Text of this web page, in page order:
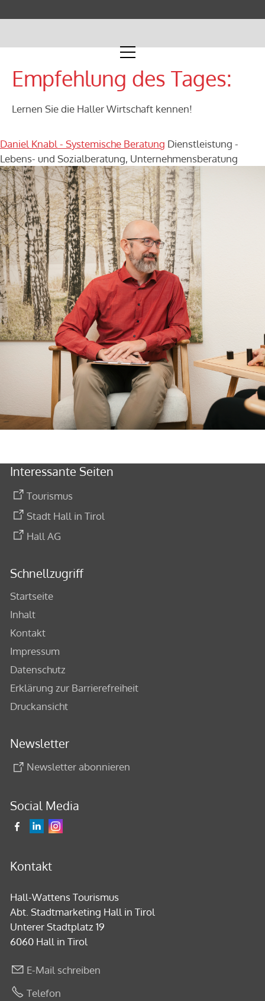
Empfehlung des Tages:
Lernen Sie die Haller Wirtschaft kennen!
Daniel Knabl - Systemische Beratung Dienstleistung -
Lebens- und Sozialberatung, Unternehmensberatung
Interessante Seiten
Tourismus
Stadt Hall in Tirol
Hall AG
Schnellzugriff
Startseite
Inhalt
Kontakt
Impressum
Datenschutz
Erklärung zur Barrierefreiheit
Druckansicht
Newsletter
Newsletter abonnieren
Social Media
Kontakt
Hall-Wattens Tourismus
Abt. Stadtmarketing Hall in Tirol
Unterer Stadtplatz 19
6060 Hall in Tirol
E-Mail schreiben
Telefon